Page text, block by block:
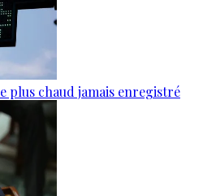
plus chaud jamais enregistré